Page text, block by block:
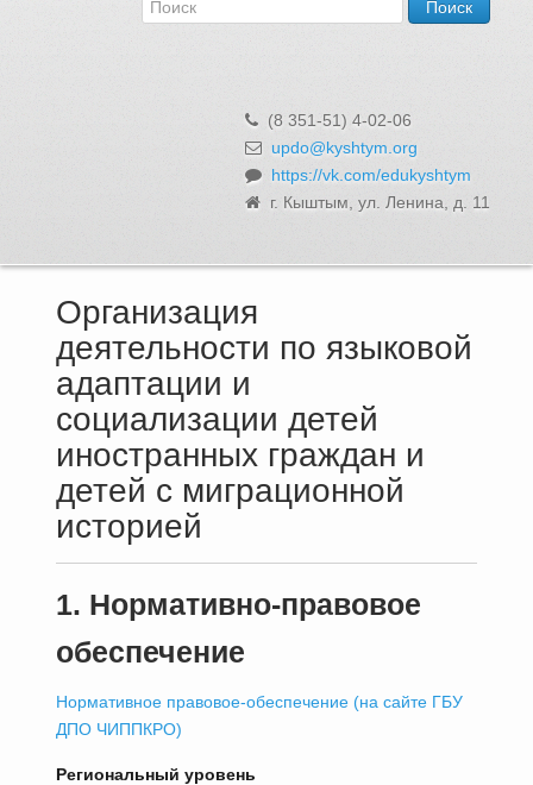
(8 351-51) 4-02-06
updo@kyshtym.org
https://vk.com/edukyshtym
г. Кыштым, ул. Ленина, д. 11
Об Управлении
Муниципальная служба и вакансии
Информационные системы, реестры и банки данных
Закупки для муниципальных нужд
Использование бюджетных средств
Организация
деятельности по языковой
адаптации и
социализации детей
иностранных граждан и
детей с миграционной
историей
1. Нормативно-правовое
обеспечение
Нормативное правовое-обеспечение (на сайте ГБУ
ДПО ЧИППКРО)
Региональный уровень